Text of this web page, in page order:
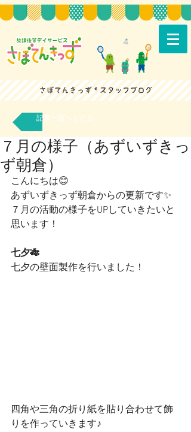
記事一覧へもどる
７月の様子（あずいずきっ
ず朝倉）
こんにちは😊
あずいずきっず朝倉からの更新です✨
７月の活動の様子をUPしていきたいと
思います！
七夕🎋
七夕の壁面製作を行いました！
四角や三角の折り紙を貼り合わせて飾
りを作っていきます♪